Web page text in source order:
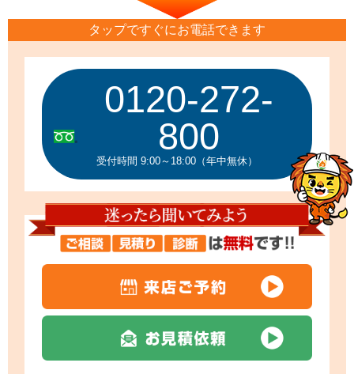
タップですぐにお電話できます
0120-272-
800
受付時間 9:00～18:00（年中無休）